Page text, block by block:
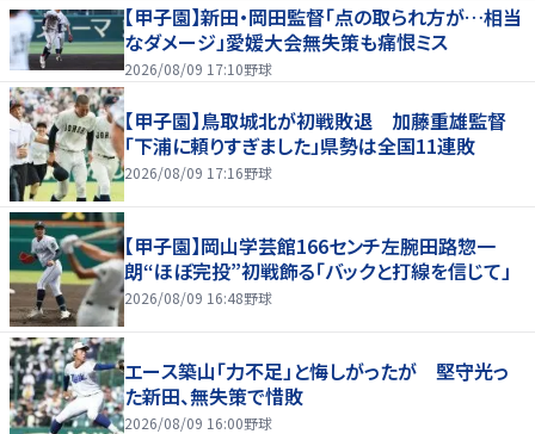
【甲子園】新田・岡田監督「点の取られ方が…相当
なダメージ」愛媛大会無失策も痛恨ミス
2026/08/09 17:10野球
【甲子園】鳥取城北が初戦敗退 加藤重雄監督
「下浦に頼りすぎました」県勢は全国11連敗
2026/08/09 17:16野球
【甲子園】岡山学芸館166センチ左腕田路惣一
朗“ほぼ完投”初戦飾る「バックと打線を信じて」
2026/08/09 16:48野球
エース築山「力不足」と悔しがったが 堅守光っ
た新田、無失策で惜敗
2026/08/09 16:00野球